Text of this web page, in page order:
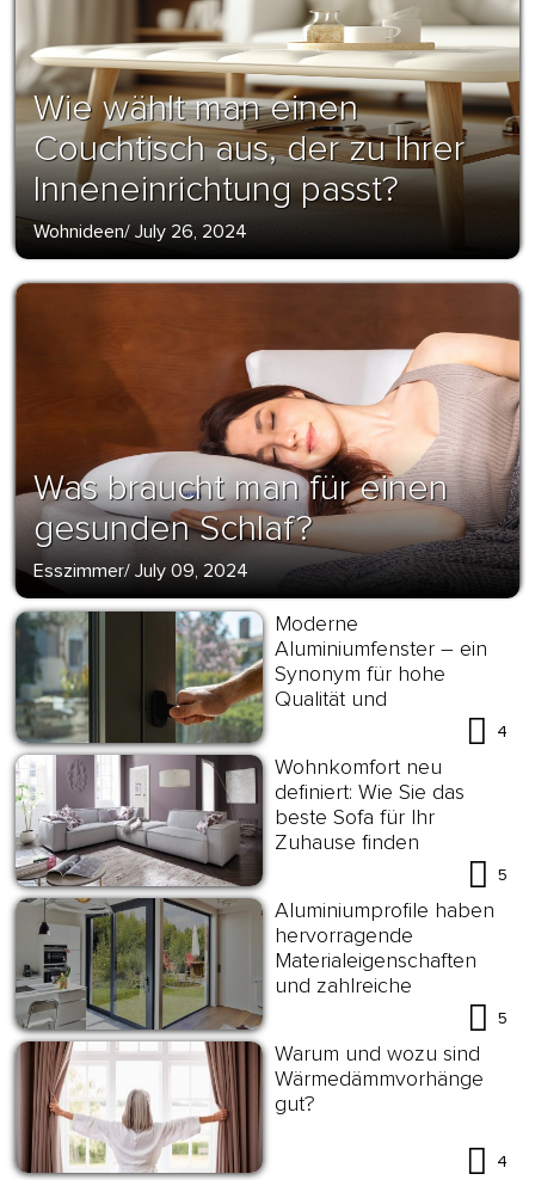
Wie wählt man einen
Couchtisch aus, der zu Ihrer
Inneneinrichtung passt?
Wohnideen/ July 26, 2024
Was braucht man für einen
gesunden Schlaf?
Esszimmer/ July 09, 2024
Moderne
Aluminiumfenster – ein
Synonym für hohe
Qualität und
4
Wohnkomfort neu
definiert: Wie Sie das
beste Sofa für Ihr
Zuhause finden
5
Aluminiumprofile haben
hervorragende
Materialeigenschaften
und zahlreiche
Anwendungsmöglichkeiten
5
Warum und wozu sind
Wärmedämmvorhänge
gut?
4